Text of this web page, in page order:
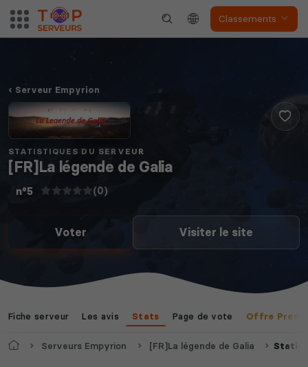
Classements
Serveur Empyrion
STATISTIQUES DU SERVEUR
[FR]La légende de Galia
n°5 (0)
Voter Visiter le site
Fiche serveur Les avis Stats Page de vote Offre
AccueilServeurs Empyrion [FR]La légende de Galia